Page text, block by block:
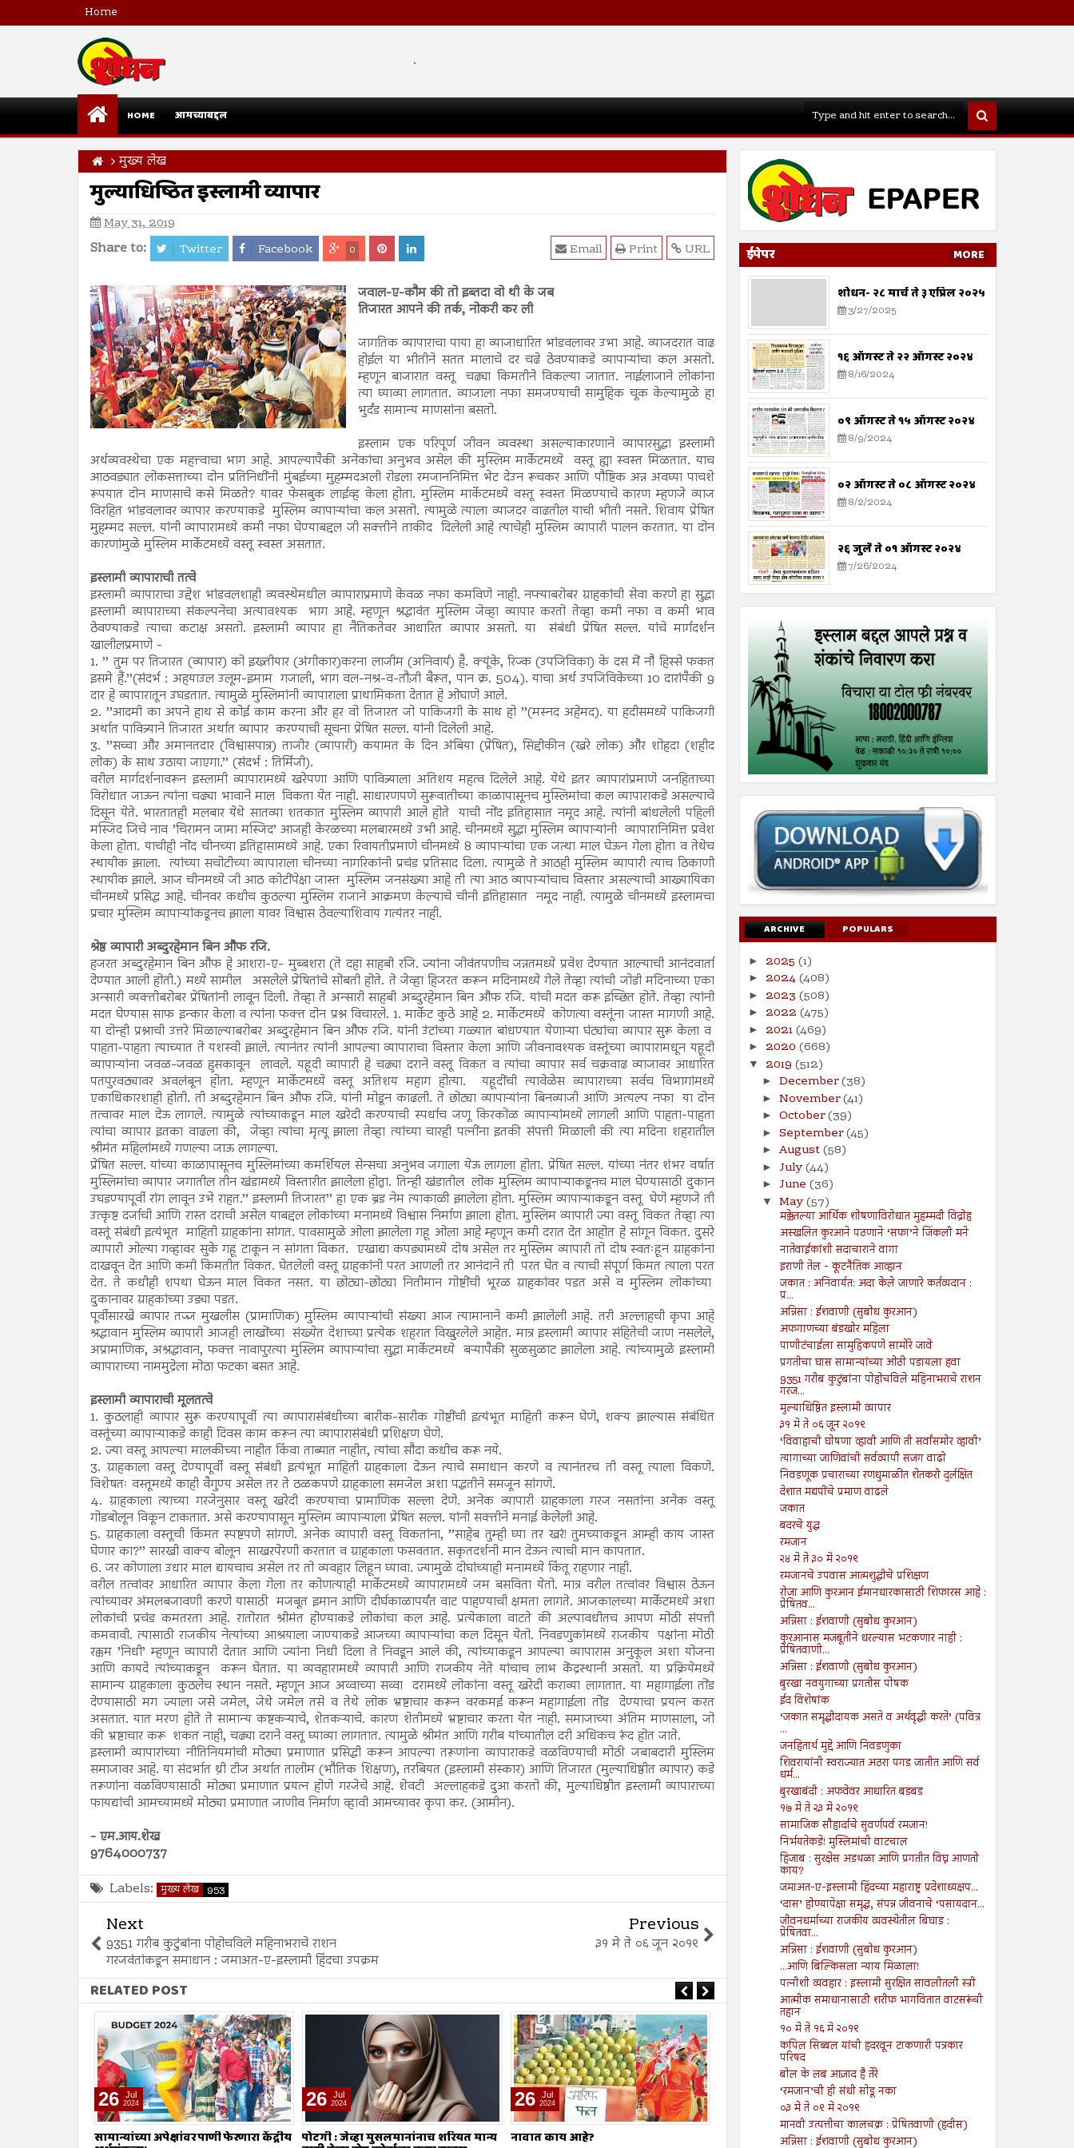
Home
.
HOME आमच्याबद्दल
मुख्य लेख
मुल्याधिष्ठित इस्लामी व्यापार
May 31, 2019
Share to: Twitter Facebook 0 URL
Print
Email
जवाल-ए-कौम की तो इब्तदा वो थी के जब
तिजारत आपने की तर्क, नोकरी कर ली
जागतिक व्यापाराचा पाया हा व्याजाधारित भांडवलावर उभा आहे. व्याजदरात वाढ
होईल या भीतीने सतत मालाचे दर चढे ठेवण्याकडे व्यापाऱ्यांचा कल असतो.
म्हणून बाजारात वस्तू चढ्या किमतीने विकल्या जातात. नाईलाजाने लोकांना
त्या घ्याव्या लागतात. व्याजाला नफा समजण्याची सामुहिक चूक केल्यामुळे हा
भुर्दंड सामान्य माणसांना बसतो.
इस्लाम एक परिपूर्ण जीवन व्यवस्था असल्याकारणाने व्यापारसुद्धा इस्लामी
अर्थव्यवस्थेचा एक महत्त्वाचा भाग आहे. आपल्यापैकी अनेकांचा अनुभव असेल की मुस्लिम मार्केटमध्ये वस्तू ह्या स्वस्त मिळतात. याच
आठवड्यात लोकसत्ताच्या दोन प्रतिनिधींनी मुंबईच्या मुहम्मदअली रोडला रमजाननिमित्त भेट देउन रूचकर आणि पौष्टिक अन्न अवघ्या पाचशे
रूपयात दोन माणसाचे कसे मिळते? यावर फेसबुक लाईव्ह केला होता. मुस्लिम मार्केटमध्ये वस्तू स्वस्त मिळण्याचे कारण म्हणजे व्याज
विरहित भांडवलावर व्यापार करण्याकडे मुस्लिम व्यापाऱ्यांचा कल असतो. त्यामुळे त्याला व्याजदर वाढतील याची भीती नसते. शिवाय प्रेषित
मुहम्मद सल्ल. यांनी व्यापारामध्ये कमी नफा घेण्याबद्दल जी सक्तीने ताकीद दिलेली आहे त्याचेही मुस्लिम व्यापारी पालन करतात. या दोन
कारणांमुळे मुस्लिम मार्केटमध्ये वस्तू स्वस्त असतात.
इस्लामी व्यापाराची तत्वे
इस्लामी व्यापाराचा उद्देश भांडवलशाही व्यवस्थेमधील व्यापाराप्रमाणे केवळ नफा कमविणे नाही. नफ्याबरोबर ग्राहकांची सेवा करणे हा सुद्धा
इस्लामी व्यापाराच्या संकल्पनेचा अत्यावश्यक भाग आहे. म्हणून श्रद्धावंत मुस्लिम जेव्हा व्यापार करतो तेव्हा कमी नफा व कमी भाव
ठेवण्याकडे त्याचा कटाक्ष असतो. इस्लामी व्यापार हा नैतिकतेवर आधारित व्यापार असतो. या संबंधी प्रेषित सल्ल. यांचे मार्गदर्शन
खालीलप्रमाणे -
1. ’’ तुम पर तिजारत (व्यापार) को इख्तीयार (अंगीकार)करना लाजीम (अनिवार्य) है. क्यूंके, रिज्क (उपजिविका) के दस में नौ हिस्से फकत
इसमे हैं.’’(संदर्भ : अहयाउल उलूम-इमाम गजाली, भाग वल-नश्र-व-तौज़ी बैरूत, पान क्र. 504). याचा अर्थ उपजिविकेच्या 10 दारांपैकी 9
दार हे व्यापारातून उघडतात. त्यामुळे मुस्लिमांनी व्यापाराला प्राथामिकता देतात हे ओघाणे आले.
2. ’’आदमी का अपने हाथ से कोई काम करना और हर वो तिजारत जो पाकिजगी के साथ हो ’’(मस्नद अहेमद). या हदीसमध्ये पाकिजगी
अर्थात पावित्र्याने तिजारत अर्थात व्यापार करण्याची सूचना प्रेषित सल्ल. यांनी दिलेली आहे.
3. ’’सच्चा और अमानतदार (विश्वासपात्र) ताजीर (व्यापारी) कयामत के दिन अंबिया (प्रेषित), सिद्दीकीन (खरे लोक) और शोहदा (शहीद
लोक) के साथ उठाया जाएगा.’’ (संदर्भ : तिर्मिजी).
वरील मार्गदर्शनावरून इस्लामी व्यापारामध्ये खरेपणा आणि पावित्र्याला अतिशय महत्व दिलेले आहे. येथे इतर व्यापारांप्रमाणे जनहिताच्या
विरोधात जाऊन त्यांना चढ्या भावाने माल विकता येत नाही. साधारणपणे सुरूवातीच्या काळापासूनच मुस्लिमांचा कल व्यापाराकडे असल्याचे
दिसून येते. भारतातही मलबार येथे सातव्या शतकात मुस्लिम व्यापारी आले होते याची नोंद इतिहासात नमूद आहे. त्यांनी बांधलेली पहिली
मस्जिद जिचे नाव ’चिरामन जामा मस्जिद’ आजही केरळच्या मलबारमध्ये उभी आहे. चीनमध्ये सुद्धा मुस्लिम व्यापाऱ्यांनी व्यापारानिमित्त प्रवेश
केला होता. याचीही नोंद चीनच्या इतिहासामध्ये आहे. एका रिवायतीप्रमाणे चीनमध्ये 8 व्यापाऱ्यांचा एक जत्था माल घेऊन गेला होता व तेथेच
स्थायीक झाला. त्यांच्या सचोटीच्या व्यापाराला चीनच्या नागरिकांनी प्रचंड प्रतिसाद दिला. त्यामुळे ते आठही मुस्लिम व्यापारी त्याच ठिकाणी
स्थायीक झाले. आज चीनमध्ये जी आठ कोटींपेक्षा जास्त मुस्लिम जनसंख्या आहे ती त्या आठ व्यापाऱ्यांचाच विस्तार असल्याची आख्यायिका
चीनमध्ये प्रसिद्ध आहे. चीनवर कधीच कुठल्या मुस्लिम राजाने आक्रमण केल्याचे चीनी इतिहासात नमूद नाही. त्यामुळे चीनमध्ये इस्लामचा
प्रचार मुस्लिम व्यापाऱ्यांकडूनच झाला यावर विश्वास ठेवल्याशिवाय गत्यंतर नाही.
श्रेष्ठ व्यापारी अब्दुरहेमान बिन औफ रजि.
हजरत अब्दुरहेमान बिन औफ हे आशरा-ए- मुब्बशरा (ते दहा साहबी रजि. ज्यांना जीवंतपणीच जन्नतमध्ये प्रवेश देण्यात आल्याची आनंदवार्ता
देण्यात आली होती.) मध्ये सामील असलेले प्रेषितांचे सोबती होते. ते जेव्हा हिजरत करून मदिनामध्ये गेले तेव्हा त्यांची जोडी मदिनाच्या एका
अन्सारी व्यक्तीबरोबर प्रेषितांनी लावून दिली. तेव्हा ते अन्सारी साहबी अब्दुरहेमान बिन औफ रजि. यांची मदत करू इच्छित होते. तेव्हा त्यांनी
मदत घेण्यास साफ इन्कार केला व त्यांना फक्त दोन प्रश्न विचारले. 1. मार्केट कुठे आहे 2. मार्केटमध्ये कोणत्या वस्तूंना जास्त मागणी आहे.
या दोन्ही प्रश्नाची उत्तरे मिळाल्याबरोबर अब्दुरहेमान बिन औफ रजि. यांनी उंटांच्या गळ्यात बांधण्यात येणाऱ्या घंट्यांचा व्यापार सुरू केला व
पाहता-पाहता त्याच्यात ते यशस्वी झाले. त्यानंतर त्यांनी आपल्या व्यापाराचा विस्तार केला आणि जीवनावश्यक वस्तूंच्या व्यापारामधून यहूदी
व्यापाऱ्यांना जवळ-जवळ हुसकावून लावले. यहूदी व्यापारी हे चढ्या दराने वस्तू विकत व त्यांचा व्यापार सर्व चक्रवाढ व्याजावर आधारित
पतपुरवठ्यावर अवलंबून होता. म्हणून मार्केटमध्ये वस्तू अतिशय महाग होत्या. यहूदींची त्यावेळेस व्यापाराच्या सर्वच विभागांमध्ये
एकाधिकारशाही होती. ती अब्दुरहेमान बिन औफ रजि. यांनी मोडून काढली. ते छोट्या व्यापाऱ्यांना बिनव्याजी आणि अत्यल्प नफा या दोन
तत्वावर माल देऊ लागले. त्यामुळे त्यांच्याकडून माल खरेदी करण्याची स्पर्धाच जणू किरकोळ व्यापाऱ्यांमध्ये लागली आणि पाहता-पाहता
त्यांचा व्यापार इतका वाढला की, जेव्हा त्यांचा मृत्यू झाला तेव्हा त्यांच्या चारही पत्नींना इतकी संपत्ती मिळाली की त्या मदिना शहरातील
श्रीमंत महिलांमध्ये गणल्या जाऊ लागल्या.
प्रेषित सल्ल. यांच्या काळापासूनच मुस्लिमांच्या कमर्शियल सेन्सचा अनुभव जगाला येऊ लागला होता. प्रेषित सल्ल. यांच्या नंतर शंभर वर्षात
मुस्लिमांचा व्यापार जगातील तीन खंडामध्ये विस्तारीत झालेला होता. तिन्ही खंडातील लोक मुस्लिम व्यापाऱ्याकडूनच माल घेण्यासाठी दुकान
उघडण्यापूर्वी रांग लावून उभे राहत.’’ इस्लामी तिजारत’’ हा एक ब्रँड नेम त्याकाळी झालेला होता. मुस्लिम व्यापाऱ्याकडून वस्तू घेणे म्हणजे ती
उत्कृष्ट दर्जाची आणि रास्त दराची असेल याबद्दल लोकांच्या मनामध्ये विश्वास निर्माण झाला होता. मुस्लिम व्यापारी ज्या वस्तू विकत तेव्हा त्या
वस्तूं संबंधी इत्यंभूत माहिती ग्राहकांना सांगत. पावसामुळे ओला झालेला गहू ओला आहे म्हणून कमी दरात देत आहोत हे सांगून विकत. दुसरे
व्यापारी ओल्या गव्हावर सुके गहू टाकून न सांगता विकत. एखाद्या कपड्यामध्ये दोष असेल तर मुस्लिम व्यापारी तो दोष स्वतःहून ग्राहकांना
दाखवून देत आणि कमी किमतीत विकत. घेतलेली वस्तू ग्राहकांनी परत आणली तर आनंदाने ती परत घेत व त्याची संपूर्ण किमत त्याला परत
देत. ते कधीही शपथा घेऊन माल विकत नसत. या छोट्या-छोट्या नितीमान गोष्टींची भूरळ ग्राहकांवर पडत असे व मुस्लिम लोकांच्या
दुकानावर ग्राहकांच्या उड्या पडत.
पूर्वीसारखे व्यापार तज्ज्ञ मुखलीस (प्रामाणिक) मुस्लिम व्यापाऱ्यांची संख्या आज त्यामानाने कमी झालेली आहे. तरी अल्लाहची कृपा आहे
श्रद्धावान मुस्लिम व्यापारी आजही लाखोंच्या संख्येत देशाच्या प्रत्येक शहरात विखुरलेले आहेत. मात्र इस्लामी व्यापार संहितेची जाण नसलेले,
अप्रामाणिक, अश्रद्धावान, फक्त नावापुरत्या मुस्लिम व्यापाऱ्यांचा सुद्धा मार्केटमध्ये बऱ्यापैकी सुळसुळाट झालेला आहे. त्यांच्यामुळे इस्लामी
व्यापाराच्या नाममुद्रेला मोठा फटका बसत आहे.
इस्लामी व्यापाराची मूलतत्वे
1. कुठलाही व्यापार सुरू करण्यापूर्वी त्या व्यापारासंबंधीच्या बारीक-सारीक गोष्टींची इत्यंभूत माहिती करून घेणे, शक्य झाल्यास संबंधित
वस्तूंच्या व्यापाऱ्याकडे काही दिवस काम करून त्या व्यापारासंबंधी प्रशिक्षण घेणे.
2. ज्या वस्तू आपल्या मालकीच्या नाहीत किंवा ताब्यात नाहीत, त्यांचा सौदा कधीच करू नये.
3. ग्राहकाला वस्तू देण्यापूर्वी वस्तू संबंधी इत्यंभूत माहिती ग्राहकाला देऊन त्याचे समाधान करणे व त्यानंतरच ती वस्तू त्याला विकणे.
विशेषतः वस्तूमध्ये काही वैगुण्य असेल तर ते ठळकपणे ग्राहकाला समजेल अशा पद्धतीने समजून सांगणे.
4. ग्राहकाला त्याच्या गरजेनुसार वस्तू खरेदी करण्याचा प्रामाणिक सल्ला देणे. अनेक व्यापारी ग्राहकाला गरज नसतांना अनेक वस्तू
गोडबोलून विकून टाकतात. असे करण्यापासून मुस्लिम व्यापाऱ्याला प्रेषित सल्ल. यांनी सक्तीने मनाई केलेली आहे.
5. ग्राहकाला वस्तूची किंमत स्पष्टपणे सांगणे. अनेक व्यापारी वस्तू विकतांना, ’’साहेब तुम्ही घ्या तर खरं! तुमच्याकडून आम्ही काय जास्त
घेणार का?’’ सारखी वाक्य बोलून साखरपेरणी करतात व ग्राहकाला फसवतात. सकृतदर्शनी मान देऊन त्याची मान कापतात.
6. जर कोणाला उधार माल द्यायचाच असेल तर तो व्यवहार लिहून घ्यावा. ज्यामुळे दोघांच्याही मनामध्ये किंतू राहणार नाही.
वरील तत्वांवर आधारित व्यापार केला गेला तर कोणत्याही मार्केटमध्ये व्यापारामध्ये जम बसविता येतो. मात्र वरील तत्वांवर विश्वास ठेऊन
त्यांच्यावर अंमलबजावणी करणे यासाठी मजबूत इमान आणि दीर्घकाळापर्यंत वाट पाहण्याची क्षमता लागते. आजकालच्या मार्केटमध्ये अशा
लोकांची प्रचंड कमतरता आहे. रातोरात श्रीमंत होण्याकडे लोकांचा कल आहे. प्रत्येकाला वाटते की अल्पावधीतच आपण मोठी संपत्ती
कमवावी. त्यासाठी राजकीय नेत्यांच्या आश्रयाला जाण्याकडे आजच्या व्यापाऱ्यांचा कल दिसून येतो. निवडणुकांमध्ये राजकीय पक्षांना मोठी
रक्कम ’निधी’ म्हणून व्यापारी देतात आणि ज्यांना निधी दिला ते निवडून आले की, त्यांच्याकडून आपल्या व्यापारास अनुकूल अशा योजना
आणि कायदे त्यांच्याकडून करून घेतात. या व्यवहारामध्ये व्यापारी आणि राजकीय नेते यांचाच लाभ केंद्रस्थानी असतो. या प्रक्रियेमध्ये
सामान्य ग्राहकाला कुठलेच स्थान नसते. म्हणून आज अव्वाच्या सव्वा दरामध्ये लोकांना वस्तू खरेदी कराव्या लागतात. या महागाईला तोंड
देण्यासाठी मग ज्याला जसे जमेल, जेथे जमेल तसे व तेथे लोक भ्रष्टाचार करून वरकमई करून महागाईला तोंड देण्याचा प्रयत्न करत
असतात. यात मरण होते ते सामान्य कष्टकऱ्याचे, शेतकऱ्याचे. कारण शेतीमध्ये भ्रष्टाचार करता येत नाही. समाजाच्या अंतिम माणसाला, जो
की भ्रष्टाचार करू शकत नाही, चढ्या दराने वस्तू घ्याव्या लागतात. त्यामुळे श्रीमंत आणि गरीब यांच्यातील दरी अधिकच रूंद होत जाते.
इस्लामी व्यापारांच्या नीतिनियमांची मोठ्या प्रमाणात प्रसिद्धी करून आपल्या तरूणांना व्यापाराकडे वळविण्याची मोठी जबाबदारी मुस्लिम
समाजावर आहे. या संदर्भात थ्री टीज अर्थात तालीम (भौतिक शिक्षण), तरबियत (इस्लामी संस्कार) आणि तिजारत (मुल्याधिष्ठीत व्यापार) कडे
तरूणांना वळविण्यासाठी मोठ्या प्रमाणात प्रयत्न होणे गरजेचे आहे. शेवटी अल्लाहकडे दुआ करतो की, मुल्याधिष्ठीत इस्लामी व्यापाराच्या
फायद्यांची आमच्यामध्ये मोठ्या प्रमाणात जाणीव निर्माण व्हावी आमच्यावर कृपा कर. (आमीन).
- एम.आय.शेख
9764000737
Labels: मुख्य लेख 953
Next
9351 गरीब कुटुंबांना पोहोचविले महिनाभराचे राशन
गरजवंतांकडून समाधान : जमाअत-ए-इस्लामी हिंदचा उपक्रम
Previous
३१ मे ते ०६ जून २०१९
RELATED POST
26 Jul
2024
पोटगी : जेव्हा मुसलमानांनाच शरियत मान्य
26 Jul
2024
नावात काय आहे?
19 Jul
2024
मोहर्रम हा सण नाही? पुरोगामी चळवळींना लक्ष्य करण्यासाठी
ईपेपर MORE
शोधन- २८ मार्च ते ३ एप्रिल २०२५
3/27/2025
१६ ऑगस्ट ते २२ ऑगस्ट २०२४
8/16/2024
०९ ऑगस्ट ते १५ ऑगस्ट २०२४
8/9/2024
०२ ऑगस्ट ते ०८ ऑगस्ट २०२४
8/2/2024
२६ जुलै ते ०१ ऑगस्ट २०२४
7/26/2024
ARCHIVE POPULARS
► 2025 (1)
► 2024(408)
► 2023 (508)
► 2022 (475)
► 2021(469)
► 2020 (668)
▼ 2019 (512)
► December(38)
► November(41)
► October(39)
► September(45)
► August(58)
► July(44)
► June (36)
▼ May(57)
मक्केतल्या आर्थिक शोषणाविरोधात मुहम्मदी विद्रोह
अस्खलित कुरआने पठणाने ‘सफा’ने जिंकली मने
नातेवाईकांशी सदाचाराने वागा
इराणी तेल - कूटनैतिक आव्हान
जकात : अनिवार्यत: अदा केले जाणारे कर्तव्यदान :
प्र...
अन्निसा : ईशवाणी (सुबोध कुरआन)
अफगाणच्या बंडखोर महिला
पाणीटंचाईला सामुहिकपणे सामोरे जावे
प्रगतीचा घास सामान्यांच्या ओठी पडायला हवा
9351 गरीब कुटुंबांना पोहोचविले महिनाभराचे राशन
गरज...
मुल्याधिष्ठित इस्लामी व्यापार
३१ मे ते ०६ जून २०१९
‘विवाहाची घोषणा व्हावी आणि ती सर्वांसमोर व्हावी’
त्यागाच्या जाणिवांची सर्वव्यापी सजग वाढो
निवडणूक प्रचाराच्या रणधुमाळीत शेतकरी दुर्लक्षित
देशात मद्यपींचे प्रमाण वाढले
जकात
बदरचे युद्ध
रमजान
२४ मे ते ३० मे २०१९
रमजानचे उपवास आत्मशुद्धीचे प्रशिक्षण
रोजा आणि कुरआन ईमानधारकासाठी शिफारस आहे :
प्रेषितव...
अन्निसा : ईशवाणी (सुबोध कुरआन)
कुरआनास मजबूतीने धरल्यास भटकणार नाही :
प्रेषितवाणी...
अन्निसा : ईशवाणी (सुबोध कुरआन)
बुरखा नवयुगाच्या प्रगतीस पोषक
ईद विशेषांक
‘जकात समृद्धीदायक असते व अर्थवृद्धी करते’ (पवित्र
...
जनहितार्थ मुद्दे आणि निवडणुका
शिवरायांनी स्वराज्यात अठरा पगड जातीत आणि सर्व
धर्म...
बुरखाबंदी : अफवेवर आधारित बडबड
१७ मे ते २३ मे २०१९
सामाजिक सौहार्दाचे सुवर्णपर्व रमजान!
निर्भयतेकडे! मुस्लिमांची वाटचाल
हिजाब : सुरक्षेस अडथळा आणि प्रगतीत विघ्न आणतो
काय?
जमाअत-ए-इस्लामी हिंदच्या महाराष्ट्र प्रदेशाध्यक्षप...
‘दास’ होण्यापेक्षा समृद्ध, संपन्न जीवनाचे ‘पसायदान...
जीवनधर्माच्या राजकीय व्यवस्थेतील बिघाड :
प्रेषितवा...
अन्निसा : ईशवाणी (सुबोध कुरआन)
...आणि बिल्किसला न्याय मिळाला!
पत्नीशी व्यवहार : इस्लामी सुरक्षित सावलीतली स्त्री
आत्मीक समाधानासाठी शरीफ भागवितात वाटसरूंची
तहान
१० मे ते १६ मे २०१९
कपिल सिब्बल यांची हदरवून टाकणारी पत्रकार
परिषद
बोल के लब आज़ाद है तेरे
‘रमजान’ची ही संधी सोडू नका
०३ मे ते ०९ मे २०१९
मानवी उत्पत्तीचा कालचक्र : प्रेषितवाणी (हदीस)
अन्निसा : ईशवाणी (सुबोध कुरआन)